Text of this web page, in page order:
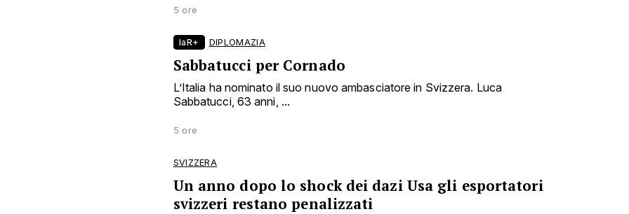
5 ore
laR+ DIPLOMAZIA
Sabbatucci per Cornado
L’Italia ha nominato il suo nuovo ambasciatore in Svizzera. Luca
Sabbatucci, 63 anni, ...
5 ore
SVIZZERA
Un anno dopo lo shock dei dazi Usa gli esportatori
svizzeri restano penalizzati